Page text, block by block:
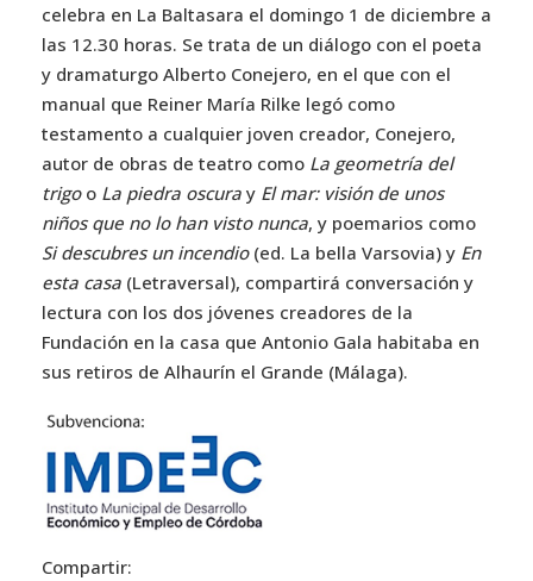
celebra en La Baltasara el domingo 1 de diciembre a
las 12.30 horas. Se trata de un diálogo con el poeta
y dramaturgo Alberto Conejero, en el que con el
manual que Reiner María Rilke legó como
testamento a cualquier joven creador, Conejero,
autor de obras de teatro como La geometría del
trigoo La piedra oscura y El mar: visión de unos
niños que no lo han visto nunca, y poemarios como
Si descubres un incendio(ed. La bella Varsovia) y En
esta casa (Letraversal), compartirá conversación y
lectura con los dos jóvenes creadores de la
Fundación en la casa que Antonio Gala habitaba en
sus retiros de Alhaurín el Grande (Málaga).
Compartir: